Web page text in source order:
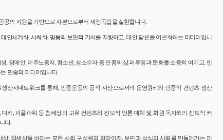
공의 지원을 기반으로 자본으로부터 재정독립을 실현합니다.
안세계화, 사회화, 평등의 보편적 가치를 지향하고, 대안 담론을 여론화하는 미디어입니
, 장애인, 이주노동자, 청소년, 성소수자 등 민중의 삶과 투쟁과 문화를 소중히 여기고, 민
민중의 미디어입니다.
산자네트워크를 통해, 민중운동의 공적 자산으로서의 운영원리와 민중적 컨텐츠 생산
디카, 피플파워 등 참세상의 고유 컨텐츠와 진보적 언론 매체 및 회원 독자와의 진보적 커
다.
, 참세상을 바라는 모든 사회 구성원의 희망이자, 보편과 상식의 사회를 만들어가는 미